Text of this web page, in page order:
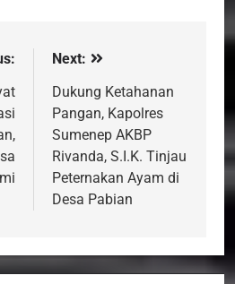
Next:
Dukung Ketahanan
Pangan, Kapolres
Sumenep AKBP
Rivanda, S.I.K. Tinjau
Peternakan Ayam di
Desa Pabian